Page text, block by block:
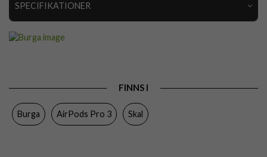
SPECIFIKATIONER
Material
FINNS I
Burga AirPods Pro 3 Skal